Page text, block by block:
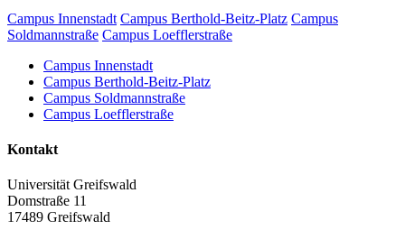
Campus Innenstadt Campus Berthold-Beitz-Platz Campus
Soldmannstraße Campus Loefflerstraße
Campus Innenstadt
Campus Berthold-Beitz-Platz
Campus Soldmannstraße
Campus Loefflerstraße
Kontakt
Universität Greifswald
Domstraße 11
17489 Greifswald